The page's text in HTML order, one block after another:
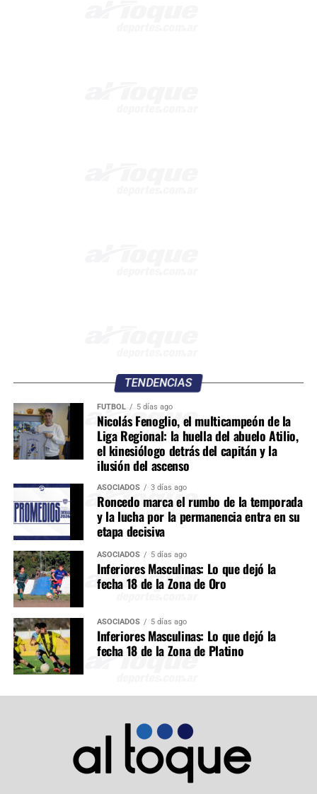
TENDENCIAS
FÚTBOL 5 días ago
Nicolás Fenoglio, el multicampeón de la
Liga Regional: la huella del abuelo Atilio,
el kinesiólogo detrás del capitán y la
ilusión del ascenso
ASOCIADOS 3 días ago
Roncedo marca el rumbo de la temporada
y la lucha por la permanencia entra en su
etapa decisiva
ASOCIADOS 5 días ago
Inferiores Masculinas: Lo que dejó la
fecha 18 de la Zona de Oro
ASOCIADOS 5 días ago
Inferiores Masculinas: Lo que dejó la
fecha 18 de la Zona de Platino